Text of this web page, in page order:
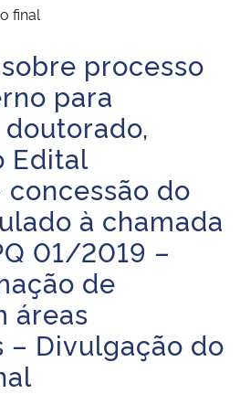
e Abastecimento
Inovações e Comunicações
final
processo
para
Edital
do
à chamada
01/2019 –
de
áreas
– Divulgação do